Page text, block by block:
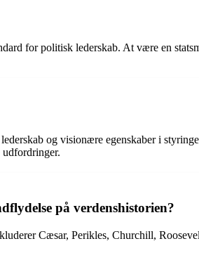
for politisk lederskab. At være en
og visionære egenskaber i
på verdenshistorien?
Cæsar, Perikles, Churchill,